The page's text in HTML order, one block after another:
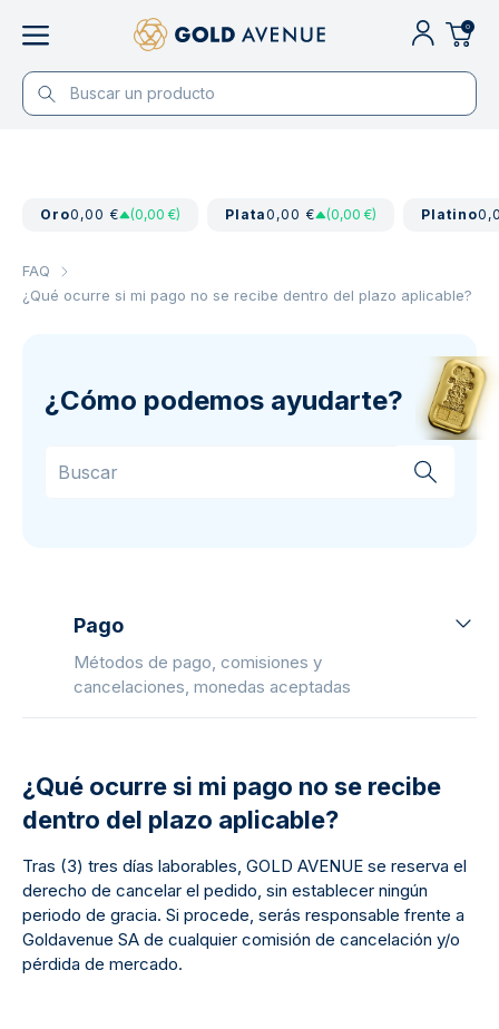
0
Oro0,00 € (0,00 €) Plata0,00 € (0,00 €) Platino
FAQ
¿Qué ocurre si mi pago no se recibe dentro del plazo aplicable?
¿Cómo podemos ayudarte?
Pago
Métodos de pago, comisiones y
cancelaciones, monedas aceptadas
¿Qué ocurre si mi pago no se recibe
dentro del plazo aplicable?
Tras (3) tres días laborables, GOLD AVENUE se reserva el
derecho de cancelar el pedido, sin establecer ningún
periodo de gracia. Si procede, serás responsable frente a
Goldavenue SA de cualquier comisión de cancelación y/o
pérdida de mercado.